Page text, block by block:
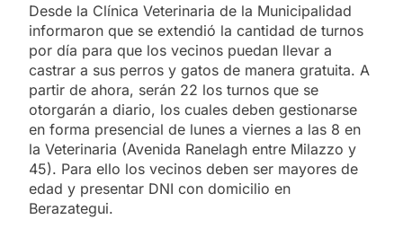
Desde la Clínica Veterinaria de la Municipalidad
informaron que se extendió la cantidad de turnos
por día para que los vecinos puedan llevar a
castrar a sus perros y gatos de manera gratuita. A
partir de ahora, serán 22 los turnos que se
otorgarán a diario, los cuales deben gestionarse
en forma presencial de lunes a viernes a las 8 en
la Veterinaria (Avenida Ranelagh entre Milazzo y
45). Para ello los vecinos deben ser mayores de
edad y presentar DNI con domicilio en
Berazategui.